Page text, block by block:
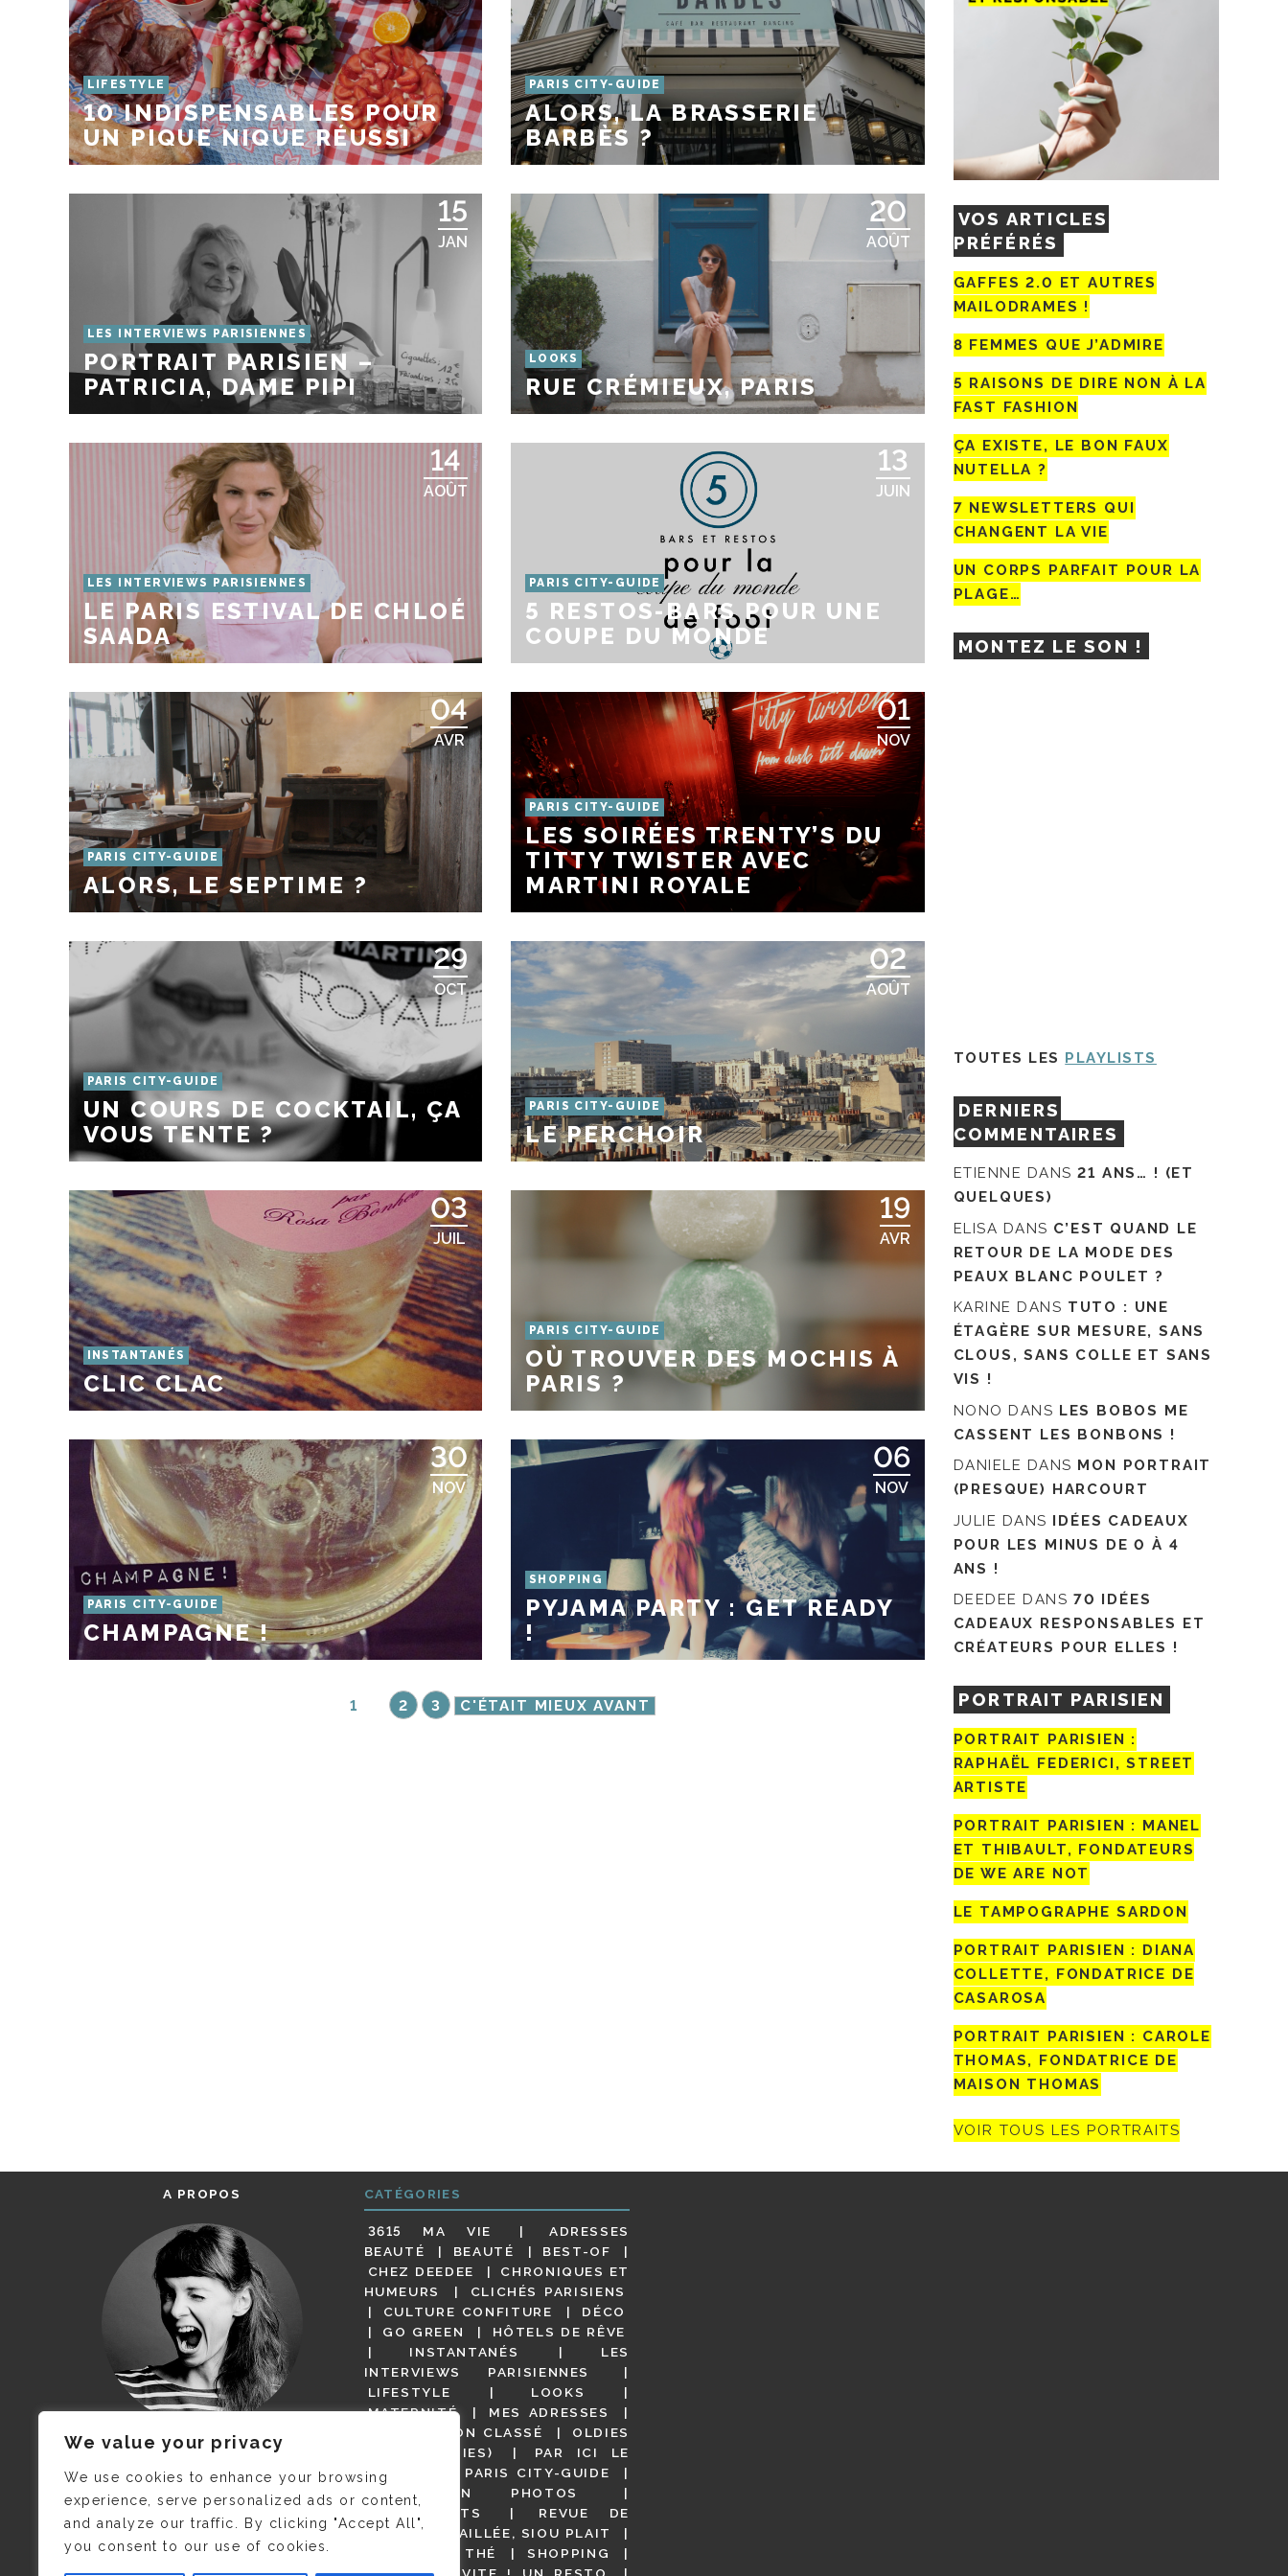
We value your privacy
We use cookies to enhance your browsing
experience, serve personalized ads or content,
and analyze our traffic. By clicking "Accept All",
you consent to our use of cookies.
LIFESTYLE
10 INDISPENSABLES POUR
UN PIQUE NIQUE RÉUSSI
PARIS CITY-GUIDE
ALORS, LA BRASSERIE
BARBÈS ?
15
JAN
LES INTERVIEWS PARISIENNES
PORTRAIT PARISIEN –
PATRICIA, DAME PIPI
20
AOÛT
LOOKS
RUE CRÉMIEUX, PARIS
14
AOÛT
LES INTERVIEWS PARISIENNES
LE PARIS ESTIVAL DE CHLOÉ
SAADA
13
JUIN
PARIS CITY-GUIDE
5 RESTOS-BARS POUR UNE
COUPE DU MONDE
04
AVR
PARIS CITY-GUIDE
ALORS, LE SEPTIME ?
01
NOV
PARIS CITY-GUIDE
LES SOIRÉES TRENTY’S DU
TITTY TWISTER AVEC
MARTINI ROYALE
29
OCT
PARIS CITY-GUIDE
UN COURS DE COCKTAIL, ÇA
VOUS TENTE ?
02
AOÛT
PARIS CITY-GUIDE
LE PERCHOIR
03
JUIL
INSTANTANÉS
CLIC CLAC
19
AVR
PARIS CITY-GUIDE
OÙ TROUVER DES MOCHIS À
PARIS ?
30
NOV
PARIS CITY-GUIDE
CHAMPAGNE !
06
NOV
SHOPPING
PYJAMA PARTY : GET READY
!
1 2 3 C'ÉTAIT MIEUX AVANT
VOS ARTICLES
PRÉFÉRÉS
GAFFES 2.0 ET AUTRES
MAILODRAMES !
8 FEMMES QUE J’ADMIRE
5 RAISONS DE DIRE NON À LA
FAST FASHION
ÇA EXISTE, LE BON FAUX
NUTELLA ?
7 NEWSLETTERS QUI
CHANGENT LA VIE
UN CORPS PARFAIT POUR LA
PLAGE…
MONTEZ LE SON !
TOUTES LES PLAYLISTS
DERNIERS
COMMENTAIRES
ETIENNE DANS21 ANS… ! (ET
QUELQUES)
ELISA DANS C’EST QUAND LE
RETOUR DE LA MODE DES
PEAUX BLANC POULET ?
KARINE DANS TUTO : UNE
ÉTAGÈRE SUR MESURE, SANS
CLOUS, SANS COLLE ET SANS
VIS !
NONO DANS LES BOBOS ME
CASSENT LES BONBONS !
DANIELE DANS MON PORTRAIT
(PRESQUE) HARCOURT
JULIE DANS IDÉES CADEAUX
POUR LES MINUS DE 0 À 4
ANS !
DEEDEE DANS 70 IDÉES
CADEAUX RESPONSABLES ET
CRÉATEURS POUR ELLES !
PORTRAIT PARISIEN
PORTRAIT PARISIEN :
RAPHAËL FEDERICI, STREET
ARTISTE
PORTRAIT PARISIEN : MANEL
ET THIBAULT, FONDATEURS
DE WE ARE NOT
LE TAMPOGRAPHE SARDON
PORTRAIT PARISIEN : DIANA
COLLETTE, FONDATRICE DE
CASAROSA
PORTRAIT PARISIEN : CAROLE
THOMAS, FONDATRICE DE
MAISON THOMAS
VOIR TOUS LES PORTRAITS
A PROPOS
JE M’APPELLE DELPHINE MAIS
C’EST ©CAMILLE COLLIN QUI A
PRIS CETTE PHOTO !
CATÉGORIES
3615 MA VIE
ADRESSES
BEAUTÉ
BEAUTÉ
BEST-OF
CHEZ DEEDEE
CHRONIQUES ET
HUMEURS
CLICHÉS PARISIENS
CULTURE CONFITURE
DÉCO
GO GREEN
HÔTELS DE RÊVE
INSTANTANÉS
LES
INTERVIEWS PARISIENNES
LIFESTYLE
LOOKS
MATERNITÉ
MES ADRESSES
NON CLASSÉ
OLDIES
(BUT GOODIES)
PAR ICI LE
MAGOT !
PARIS CITY-GUIDE
PARIS EN PHOTOS
RESTAURANTS
REVUE DE
PRESSE DÉTAILLÉE, SIOU PLAIT
SALONS DE THÉ
SHOPPING
VIDÉOS
VITE ! UN RESTO